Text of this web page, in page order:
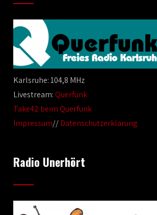
Karlsruhe: 104,8 MHz
Livestream:Querfunk
Take42 beim Querfunk
Impressum//Datenschutzerklärung
Radio Unerhört